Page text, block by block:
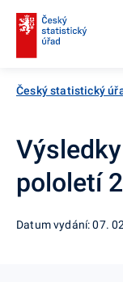
Český statistický
pololetí
Datum vydání: 07.